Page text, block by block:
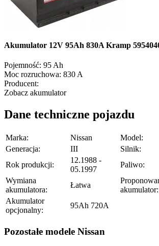
Akumulator 12V 95Ah 830A Kramp
Pojemność: 95 Ah
Moc rozruchowa: 830 A
Producent:
Zobacz akumulator
Dane techniczne pojazdu
Marka: Nissan Model:
Generacja:
III Silnik:
Rok produkcji:
12.1988 -
05.1997
Paliwo:
Wymiana
akumulatora:
Łatwa
akumulator:
Akumulator
opcjonalny:
95Ah 720A
Pozostałe modele Nissan